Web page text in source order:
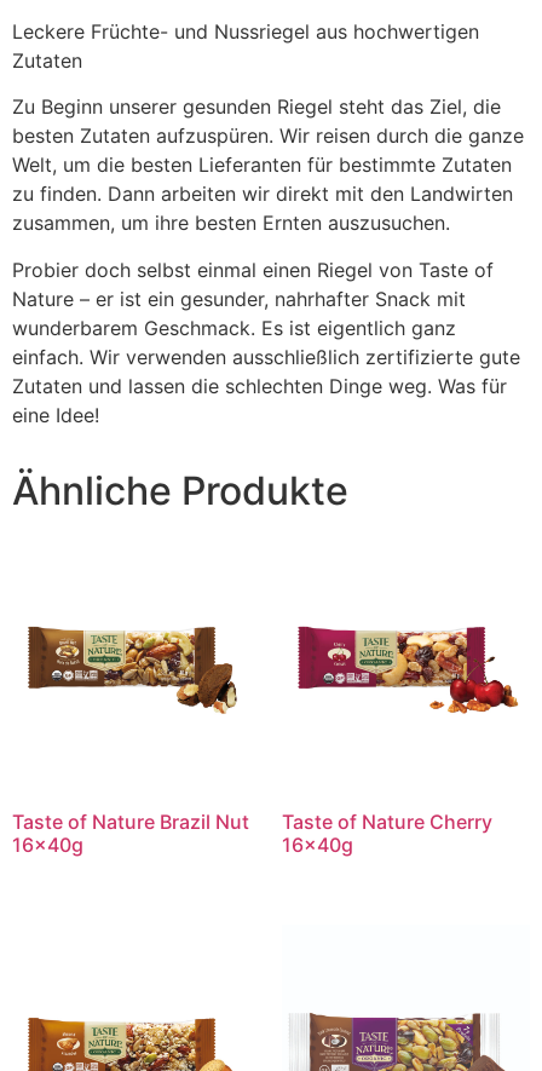
Leckere Früchte- und Nussriegel aus hochwertigen
Zutaten
Zu Beginn unserer gesunden Riegel steht das Ziel, die
besten Zutaten aufzuspüren. Wir reisen durch die ganze
Welt, um die besten Lieferanten für bestimmte Zutaten
zu finden. Dann arbeiten wir direkt mit den Landwirten
zusammen, um ihre besten Ernten auszusuchen.
Probier doch selbst einmal einen Riegel von Taste of
Nature – er ist ein gesunder, nahrhafter Snack mit
wunderbarem Geschmack. Es ist eigentlich ganz
einfach. Wir verwenden ausschließlich zertifizierte gute
Zutaten und lassen die schlechten Dinge weg. Was für
eine Idee!
Ähnliche Produkte
Taste of Nature Brazil Nut
16x40g
Taste of Nature Cherry
16x40g